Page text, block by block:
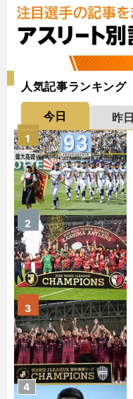
人気記事ランキング
今日 昨日
1
2
3
4